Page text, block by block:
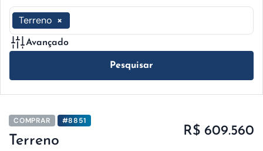
×
Terreno
Avançado
Pesquisar
COMPRAR #8851
Terreno
R$ 609.560